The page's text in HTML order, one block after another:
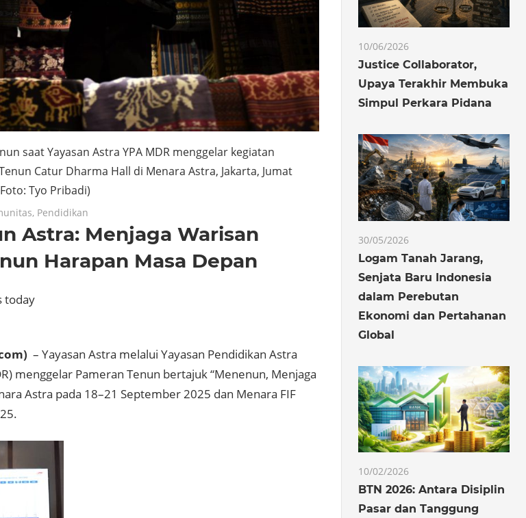
saat Yayasan Astra YPA MDR menggelar kegiatan
Catur Dharma Hall di Menara Astra, Jakarta, Jumat
Tyo Pribadi)
, Pendidikan
Astra: Menjaga Warisan
Harapan Masa Depan
today
– Yayasan Astra melalui Yayasan Pendidikan Astra
menggelar Pameran Tenun bertajuk “Menenun, Menjaga
Astra pada 18–21 September 2025 dan Menara FIF
10/06/2026
Justice Collaborator,
Upaya Terakhir Membuka
Simpul Perkara Pidana
30/05/2026
Logam Tanah Jarang,
Senjata Baru Indonesia
dalam Perebutan
Ekonomi dan Pertahanan
Global
10/02/2026
BTN 2026: Antara Disiplin
Pasar dan Tanggung